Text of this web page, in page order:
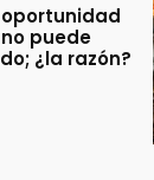
puede
¿la razón?